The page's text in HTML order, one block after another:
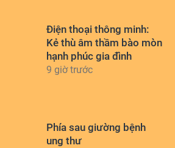
Điện thoại thông minh:
Kẻ thù âm thầm bào mòn
hạnh phúc gia đình
9 giờ trước
Phía sau giường bệnh
ung thư